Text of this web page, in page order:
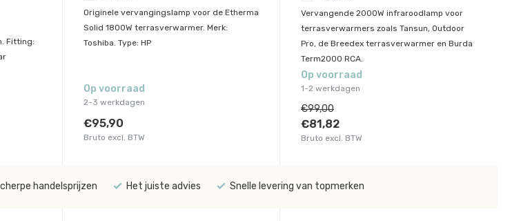
Fitting:
Originele vervangingslamp voor de Etherma
Solid 1800W terrasverwarmer. Merk:
Toshiba. Type: HP
Op voorraad
2-3 werkdagen
€95,90
Bruto excl. BTW
Vervangende 2000W infraroodlamp voor
terrasverwarmers zoals Tansun, Outdoor
Pro, de Breedex terrasverwarmer en Burda
Term2000 RCA.
Op voorraad
1-2 werkdagen
€99,00
€81,82
Bruto excl. BTW
handelsprijzen Het juiste advies Snelle levering van topmerken